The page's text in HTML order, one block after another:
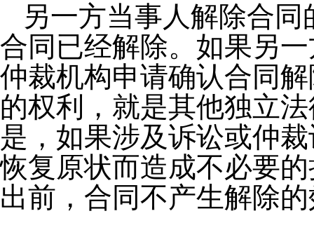
另一方当事人解除合
合同已经解除。 如果另
仲裁机构申请确认合同
的权利，就是其他独立
是，如果涉及诉讼或仲
恢复原状而造成不必要
出前，合同不产生解除